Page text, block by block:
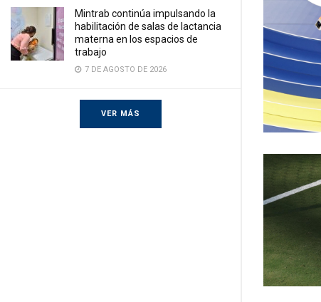
Mintrab continúa impulsando la
habilitación de salas de lactancia
materna en los espacios de
trabajo
7 DE AGOSTO DE 2026
VER MÁS